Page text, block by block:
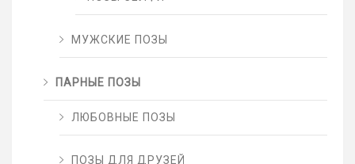
МУЖСКИЕ ПОЗЫ
ПАРНЫЕ ПОЗЫ
ЛЮБОВНЫЕ ПОЗЫ
ПОЗЫ ДЛЯ ДРУЗЕЙ